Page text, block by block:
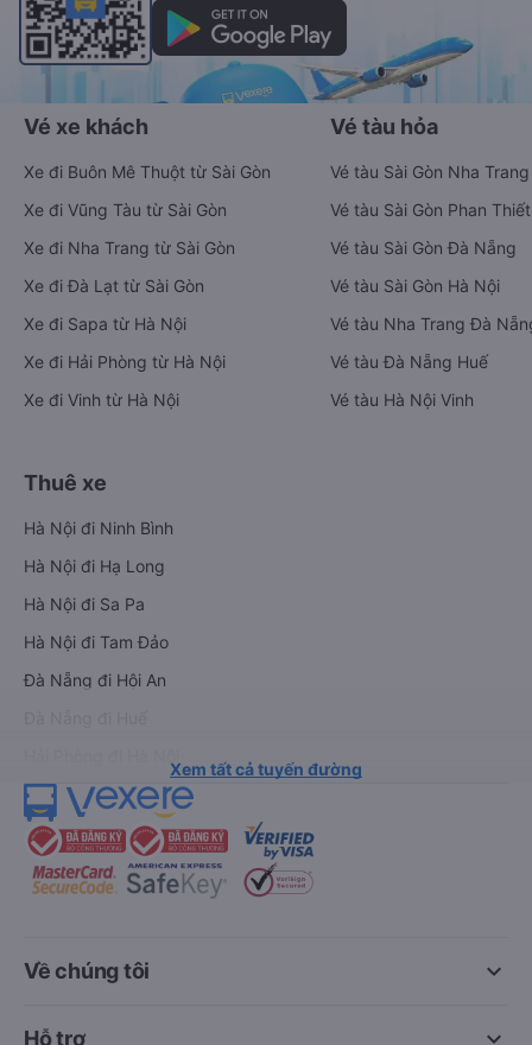
Vé xe khách
Xe đi Buôn Mê Thuột từ Sài Gòn
Xe đi Vũng Tàu từ Sài Gòn
Xe đi Nha Trang từ Sài Gòn
Xe đi Đà Lạt từ Sài Gòn
Xe đi Sapa từ Hà Nội
Xe đi Hải Phòng từ Hà Nội
Xe đi Vinh từ Hà Nội
Vé tàu hỏa
Vé tàu Sài Gòn Nha Trang
Vé tàu Sài Gòn Phan Thiết
Vé tàu Sài Gòn Đà Nẵng
Vé tàu Sài Gòn Hà Nội
Vé tàu Nha Trang Đà
Vé tàu Đà Nẵng Huế
Vé tàu Hà Nội Vinh
Thuê xe
Hà Nội đi Ninh Bình
Hà Nội đi Hạ Long
Hà Nội đi Sa Pa
Hà Nội đi Tam Đảo
Đà Nẵng đi Hội An
Xem tất cả tuyến đường
keyboard_arrow_down
Về chúng tôi
keyboard_arrow_down
Hỗ trợ